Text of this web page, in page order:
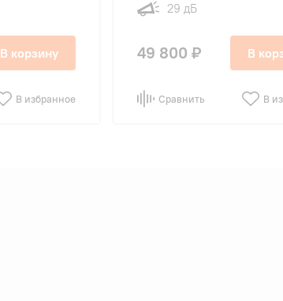
В корзину
В избранное
29 дБ
49 800 ₽ В
Сравнить В